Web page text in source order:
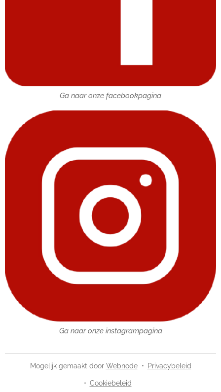
Ga naar onze facebookpagina
Ga naar onze instagrampagina
Mogelijk gemaakt door Webnode Privacybeleid
Cookiebeleid